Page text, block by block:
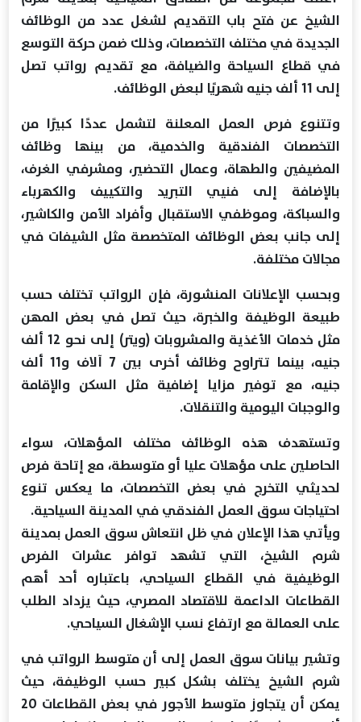
الشيخ عن فتح باب التقديم لشغل عدد من الوظائف
الجديدة في مختلف التخصصات، وذلك ضمن حركة التوسع
في قطاع السياحة والضيافة، مع تقديم رواتب تصل
إلى 11 ألف جنيه شهريًا لبعض الوظائف.
وتتنوع فرص العمل المعلنة لتشمل عددًا كبيرًا من
التخصصات الفندقية والخدمية، من بينها وظائف
المضيفين والطهاة، وعمال التحضير، ومشرفي الغرف،
بالإضافة إلى فنيي التبريد والتكييف والكهرباء
والسباكة، وموظفي الاستقبال وأفراد الأمن والكاشير،
إلى جانب بعض الوظائف المتخصصة مثل الشيفات في
مجالات مختلفة.
وبحسب الإعلانات المنشورة، فإن الرواتب تختلف حسب
طبيعة الوظيفة والخبرة، حيث تصل في بعض المهن
مثل خدمات الأغذية والمشروبات (ويتر) إلى نحو 12 ألف
جنيه، بينما تتراوح وظائف أخرى بين 7 آلاف و11 ألف
جنيه، مع توفير مزايا إضافية مثل السكن والإقامة
والوجبات اليومية والتنقلات.
وتستهدف هذه الوظائف مختلف المؤهلات، سواء
الحاصلين على مؤهلات عليا أو متوسطة، مع إتاحة فرص
لحديثي التخرج في بعض التخصصات، ما يعكس تنوع
احتياجات سوق العمل الفندقي في المدينة السياحية.
ويأتي هذا الإعلان في ظل انتعاش سوق العمل بمدينة
شرم الشيخ، التي تشهد توافر عشرات الفرص
الوظيفية في القطاع السياحي، باعتباره أحد أهم
القطاعات الداعمة للاقتصاد المصري، حيث يزداد الطلب
على العمالة مع ارتفاع نسب الإشغال السياحي.
وتشير بيانات سوق العمل إلى أن متوسط الرواتب في
شرم الشيخ يختلف بشكل كبير حسب الوظيفة، حيث
يمكن أن يتجاوز متوسط الأجور في بعض القطاعات 20